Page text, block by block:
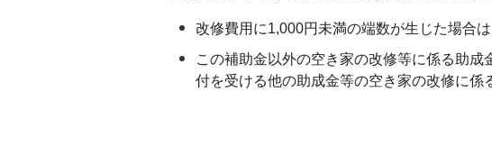
改修費用に1,000円未満の端数が生じた場合
この補助金以外の空き家の改修等に係る助
付を受ける他の助成金等の空き家の改修に係